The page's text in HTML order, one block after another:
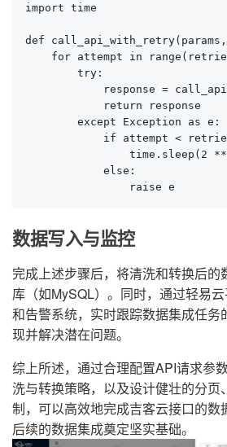
import time
def
for attempt in
        try:
response =
            return response
        except Exception as e:
if attempt <
time.sleep(2 **
            else:
                raise e
数据写入与监控
完成上述步骤后，将清洗和转换后的
库（如MySQL）。同时，通过轻易
和告警系统，实时跟踪数据集成任务
现并解决潜在问题。
综上所述，通过合理配置API请求参
洗与转换策略，以及设计健壮的分页
制，可以高效地完成吉客云接口的数
后续的数据集成奠定坚实基础。